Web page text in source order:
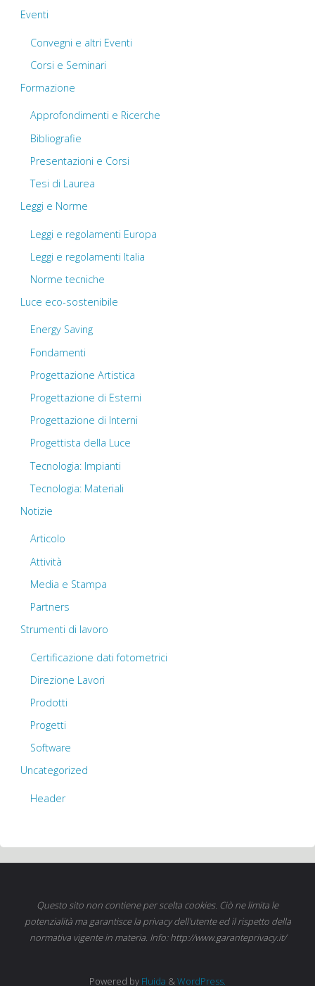
Eventi
Convegni e altri Eventi
Corsi e Seminari
Formazione
Approfondimenti e Ricerche
Bibliografie
Presentazioni e Corsi
Tesi di Laurea
Leggi e Norme
Leggi e regolamenti Europa
Leggi e regolamenti Italia
Norme tecniche
Luce eco-sostenibile
Energy Saving
Fondamenti
Progettazione Artistica
Progettazione di Esterni
Progettazione di Interni
Progettista della Luce
Tecnologia: Impianti
Tecnologia: Materiali
Notizie
Articolo
Attività
Media e Stampa
Partners
Strumenti di lavoro
Certificazione dati fotometrici
Direzione Lavori
Prodotti
Progetti
Software
Uncategorized
Header
Questo sito non contiene per scelta cookies. Ciò ne limita le
potenzialità ma garantisce la privacy dell'utente ed il rispetto della
normativa vigente in materia. Info: http://www.garanteprivacy.it/
Powered by Fluida &WordPress.